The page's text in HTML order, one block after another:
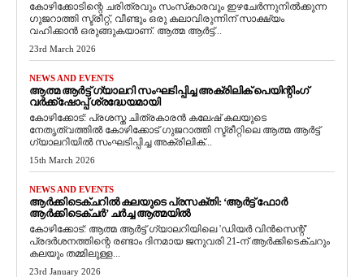
കോഴിക്കോടിന്റെ ചരിത്രവും സംസ്‌കാരവും ഇഴചേർന്നുനിൽക്കുന്ന
ഗുജറാത്തി സ്ട്രീറ്റ്, വീണ്ടും ഒരു കലാവിരുന്നിന് സാക്ഷ്യം
വഹിക്കാൻ ഒരുങ്ങുകയാണ്. ആത്മ ആർട്ട്...
23rd March 2026
NEWS AND EVENTS
ആത്മ ആർട്ട് ഗ്യാലറി സംഘടിപ്പിച്ച അക്രിലിക് പെയിന്റിംഗ്
വർക്ക്‌ഷോപ്പ് ശ്രദ്ധേയമായി
കോഴിക്കോട്: പ്രശസ്ത ചിത്രകാരൻ കലേഷ് കലയുടെ
നേതൃത്വത്തിൽ കോഴിക്കോട് ഗുജറാത്തി സ്ട്രീറ്റിലെ ആത്മ ആർട്ട്
ഗ്യാലറിയിൽ സംഘടിപ്പിച്ച അക്രിലിക്...
15th March 2026
NEWS AND EVENTS
ആർക്കിടെക്ചറിൽ കലയുടെ പ്രസക്തി: ‘ആർട്ട് ഫോർ
ആർക്കിടെക്ചർ’ ചർച്ച ആത്മയിൽ
​കോഴിക്കോട്: ആത്മ ആർട്ട് ഗ്യാലറിയിലെ 'ഡിയർ വിൻസെന്റ്'
പ്രദർശനത്തിന്റെ രണ്ടാം ദിനമായ ജനുവരി 21-ന് ആർക്കിടെക്ചറും
കലയും തമ്മിലുള്ള...
23rd January 2026